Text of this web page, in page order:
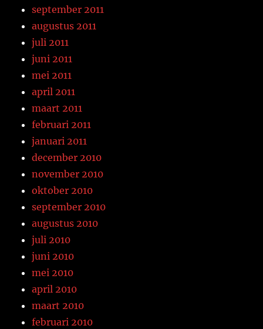
september 2011
augustus 2011
juli 2011
juni 2011
mei 2011
april 2011
maart 2011
februari 2011
januari 2011
december 2010
november 2010
oktober 2010
september 2010
augustus 2010
juli 2010
juni 2010
mei 2010
april 2010
maart 2010
februari 2010